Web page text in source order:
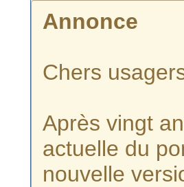
Annonce
Chers
Après vingt
actuelle du
nouvelle